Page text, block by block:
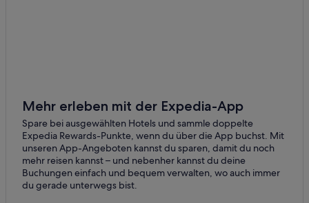
Hotels mit Meerblick in Trient
Sun Hotels in Trient
Hotels mit Sauna in Trentino-Südtirol
Aparthotels in Provinz Trento
B&B in Provinz Trento
Padergnone
Vason
Vigolo Baselga
Cognola
Mehr erleben mit der Expedia-App
Spare bei ausgewählten Hotels und sammle doppelte
Expedia Rewards-Punkte, wenn du über die App buchst. Mit
unseren App-Angeboten kannst du sparen, damit du noch
mehr reisen kannst – und nebenher kannst du deine
Buchungen einfach und bequem verwalten, wo auch immer
du gerade unterwegs bist.